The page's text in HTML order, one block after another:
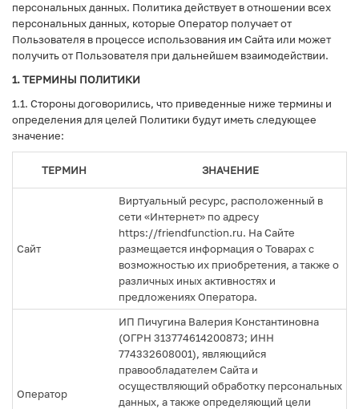
персональных данных. Политика действует в отношении всех
персональных данных, которые Оператор получает от
Пользователя в процессе использования им Сайта или может
получить от Пользователя при дальнейшем взаимодействии.
1. ТЕРМИНЫ ПОЛИТИКИ
1.1. Стороны договорились, что приведенные ниже термины и
определения для целей Политики будут иметь следующее
значение:
ТЕРМИН ЗНАЧЕНИЕ
Сайт
Виртуальный ресурс, расположенный в
сети «Интернет» по адресу
https://friendfunction.ru. На Сайте
размещается информация о Товарах с
возможностью их приобретения, а также о
различных иных активностях и
предложениях Оператора.
Оператор
ИП Пичугина Валерия Константиновна
(ОГРН 313774614200873; ИНН
774332608001), являющийся
правообладателем Сайта и
осуществляющий обработку персональных
данных, а также определяющий цели